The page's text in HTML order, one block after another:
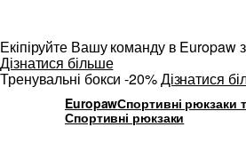
Екіпіруйте Вашу команду в Europaw
Дізнатися більше
Тренувальні бокси -20%Дізнатися
EuropawСпортивні рюкзаки
Спортивні рюкзаки